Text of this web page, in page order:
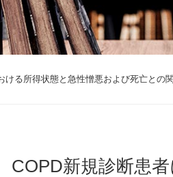
ける所得状態と急性憎悪および死亡との
COPD新規診断患